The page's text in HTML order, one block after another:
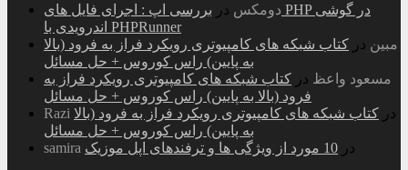
دومکس در بررسی اپ : اجرای فایل های PHP در گوشی
اندرویدی با PHPRunner
مبین در کتاب شبکه های کامپیوتری رویکرد فراز به فرود (بالا
به پایین) راس کوروس + حل مسائل
مسعود واعظ در کتاب شبکه های کامپیوتری رویکرد فراز به
فرود (بالا به پایین) راس کوروس + حل مسائل
Razi
در کتاب شبکه های کامپیوتری رویکرد فراز به فرود (بالا
به پایین) راس کوروس + حل مسائل
samira
در 10 مورد از ویژگی ها و ترفندهای اپل موزیک